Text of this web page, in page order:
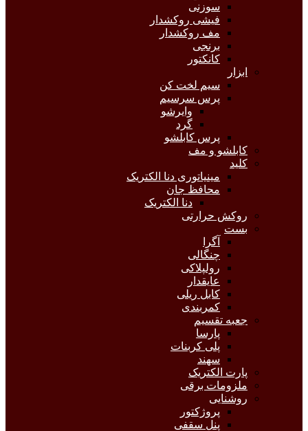
سوزنی
فیشی روکشدار
مف روکشدار
برنجی
کانکتور
ابزار
سیم لخت کن
پرس سرسیم
وایرشو
گرد
پرس کابلشو
کابلشو و مف
کلید
مینیاتوری دنا الکتریک
محافظ جان
دنا الکتریک
روکش حرارتی
بست
آگرا
چنگالی
رولپلاکی
عایقدار
کابل ریلی
کمربندی
جعبه تقسیم
پارسا
پلی کربنات
سهند
پارت الکتریک
ملزومات برقی
روشنایی
پروژکتور
پنل سقفی